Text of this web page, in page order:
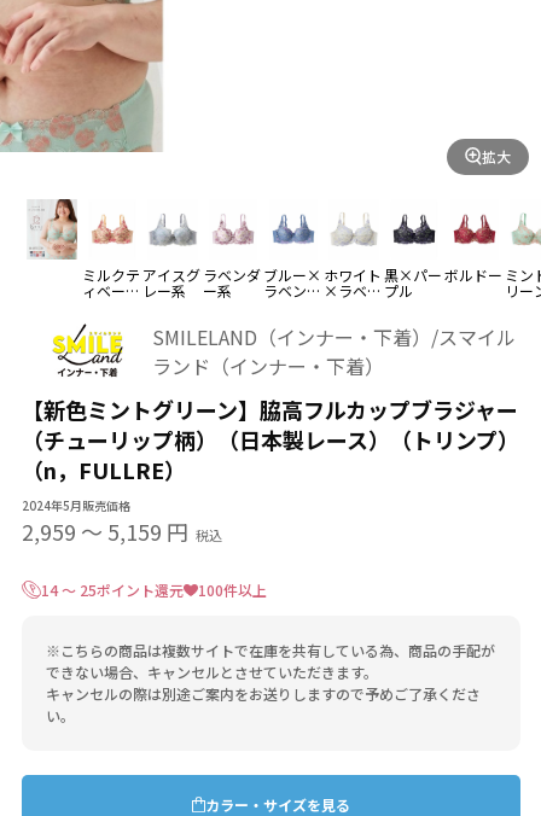
拡大
ミルクテ
ィベージ
アイスグ
レー系
ラベンダ
ー系
ブルー×
ラベンダ
ホワイト
×ラベン
黒×パー
プル
ボルドー ミン
リー
SMILELAND（インナー・下着）/スマイル
ランド（インナー・下着）
【新色ミントグリーン】脇高フルカップブラジャー
（チューリップ柄）（日本製レース）（トリンプ）
（n，FULLRE）
2024年5月販売価格
2,959 〜 5,159 円 税込
14 ～ 25ポイント還元 100件以上
※こちらの商品は複数サイトで在庫を共有している為、商品の手配が
できない場合、キャンセルとさせていただきます。
キャンセルの際は別途ご案内をお送りしますので予めご了承くださ
い。
カラー・サイズを見る